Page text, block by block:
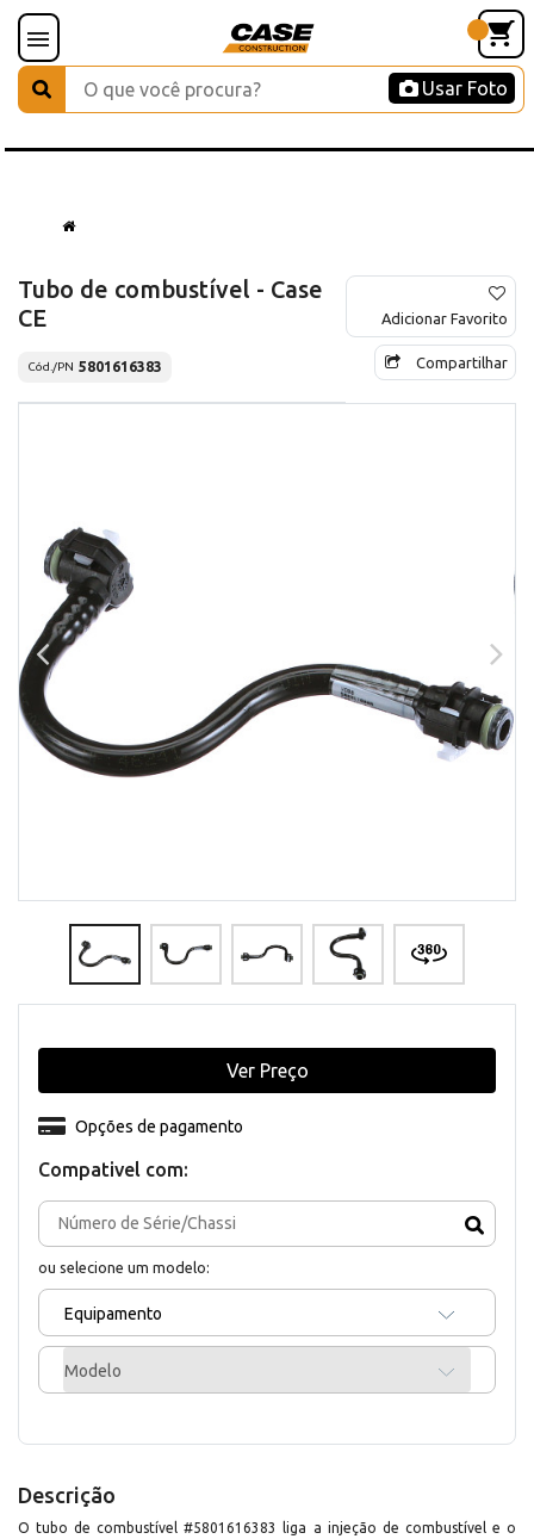
Usar Foto
Tubo de combustível - Case
CE
Cód./PN 5801616383
Adicionar Favorito
Compartilhar
Compativel com:
ou selecione um modelo:
Equipamento
Modelo
Opções de pagamento
Ver Preço
Descrição
O tubo de combustível #5801616383 liga a injeção de combustível e o